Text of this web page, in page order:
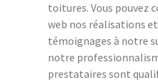
toitures. Vous pouvez
web nos réalisations
témoignages à notre
notre
prestataires sont